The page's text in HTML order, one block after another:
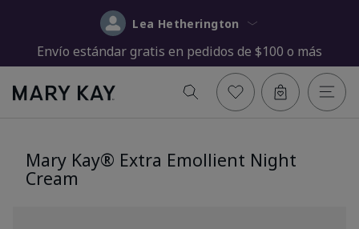
Lea Hetherington
Envío estándar gratis en pedidos de $100 o más
Mary Kay® Extra Emollient Night
Cream